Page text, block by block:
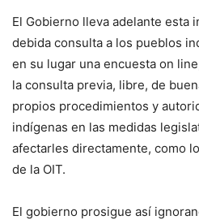
El Gobierno lleva adelante esta
debida consulta a los pueblos
en su lugar una encuesta on
la consulta previa, libre, de
propios procedimientos y
indígenas en las medidas
afectarles directamente, como
de la OIT.
El gobierno prosigue así